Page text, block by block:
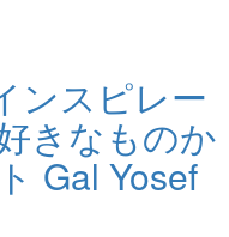
ンスピレー
きなものか
Gal Yosef